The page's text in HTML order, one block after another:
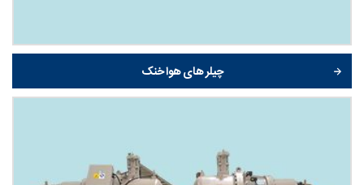
چیلر های هوا خنک